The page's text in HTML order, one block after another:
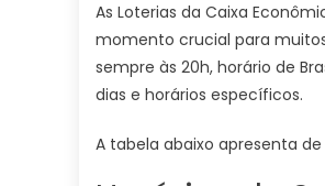
As Loterias da Caixa
momento crucial para
sempre às 20h, horário de
dias e horários específicos.
A tabela abaixo apresenta